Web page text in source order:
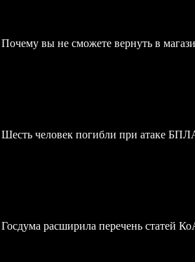
Почему вы не сможете вернуть в
Шесть человек погибли при атаке
Госдума расширила перечень статей